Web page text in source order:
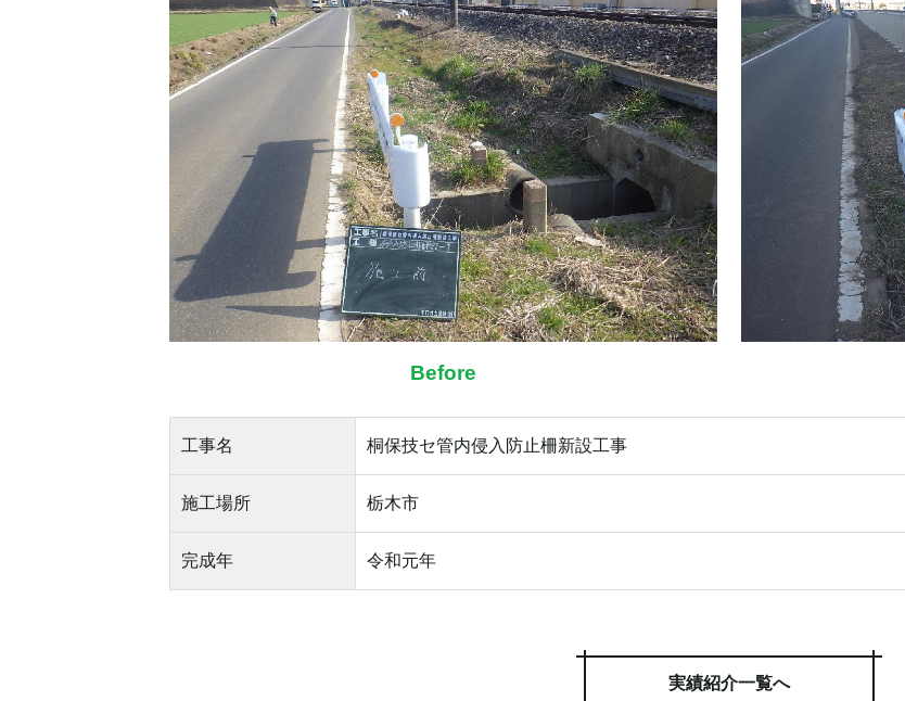
Before
工事名 桐保技セ管内侵入防止柵新設工事
施工場所 栃木市
完成年 令和元年
実績紹介一覧へ